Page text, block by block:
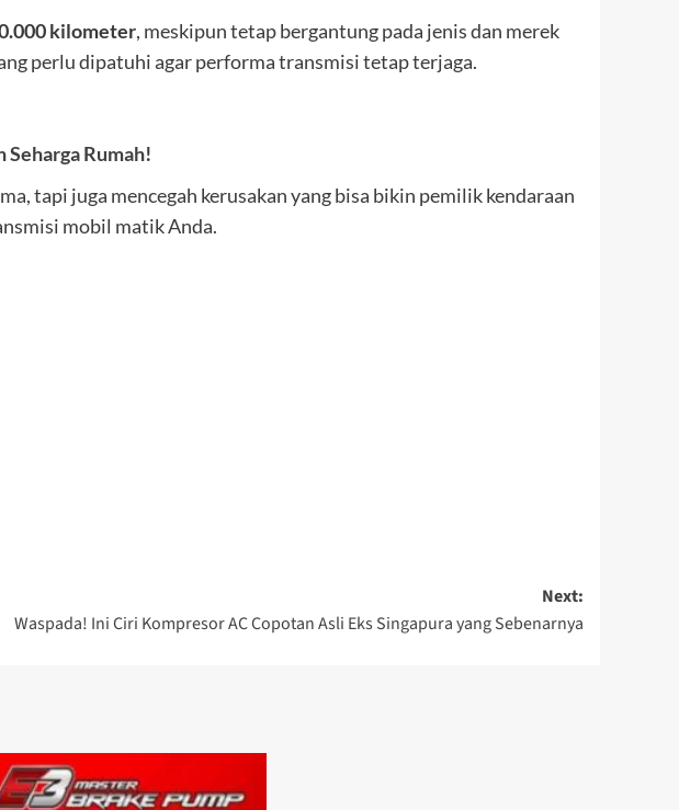
kilometer, meskipun tetap bergantung pada jenis dan merek
perlu dipatuhi agar performa transmisi tetap terjaga.
Rumah!
tapi juga mencegah kerusakan yang bisa bikin pemilik kendaraan
mobil matik Anda.
Next:
Waspada! Ini Ciri Kompresor AC Copotan Asli Eks Singapura yang Sebenarnya